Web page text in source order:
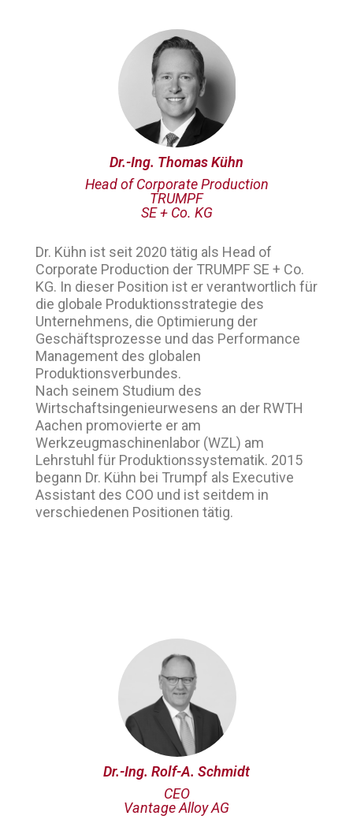
Dr. Kühn ist seit 2020 tätig als Head of
Corporate Production der TRUMPF SE + Co.
KG. In dieser Position ist er verantwortlich für
die globale Produktionsstrategie des
Unternehmens, die Optimierung der
Geschäftsprozesse und das Performance
Management des globalen
Produktionsverbundes.
Nach seinem Studium des
Wirtschaftsingenieurwesens an der RWTH
Aachen promovierte er am
Werkzeugmaschinenlabor (WZL) am
Lehrstuhl für Produktionssystematik. 2015
begann Dr. Kühn bei Trumpf als Executive
Assistant des COO und ist seitdem in
verschiedenen Positionen tätig.
Dr.-Ing. Thomas Kühn
Head of Corporate Production
TRUMPF
SE + Co. KG
Dr.-Ing. Rolf-A. Schmidt
CEO
Vantage Alloy AG